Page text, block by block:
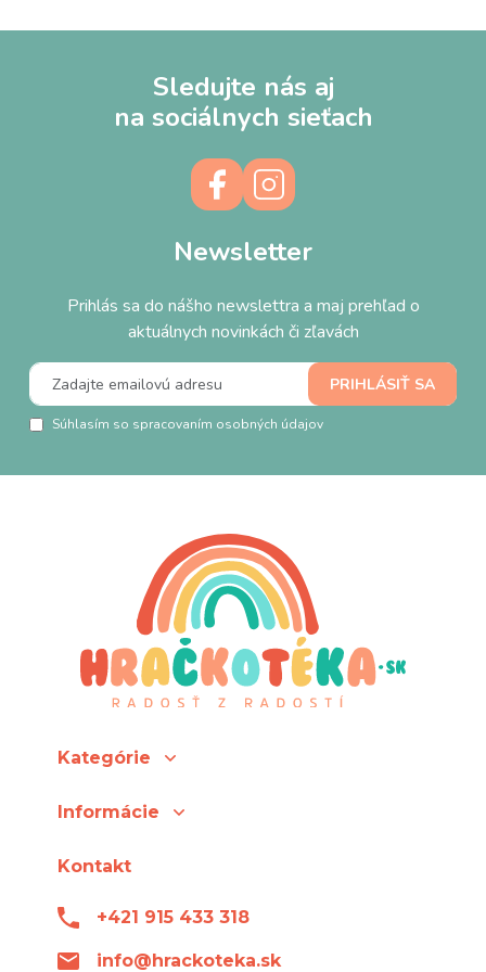
Sledujte nás aj
na sociálnych sieťach
Newsletter
Prihlás sa do nášho newslettra a maj prehľad o
aktuálnych novinkách či zľavách
Súhlasím so spracovaním osobných údajov
Kategórie
Informácie
Kontakt
+421 915 433 318
info@hrackoteka.sk